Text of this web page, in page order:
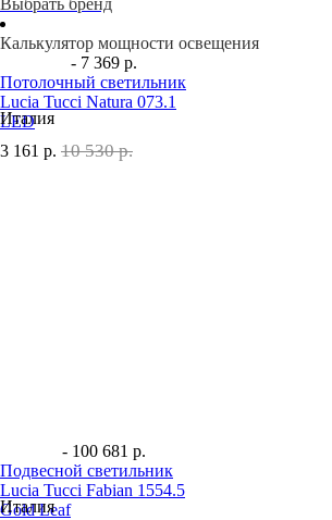
Выбрать бренд
Калькулятор мощности освещения
- 7 369 р.
Потолочный светильник
Lucia Tucci Natura 073.1
LED
Италия
3 161 р. 10 530 р.
- 100 681 р.
Подвесной светильник
Lucia Tucci Fabian 1554.5
Gold Leaf
Италия